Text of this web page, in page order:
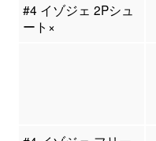
#4 イゾジェ 2Pシュ
ート×